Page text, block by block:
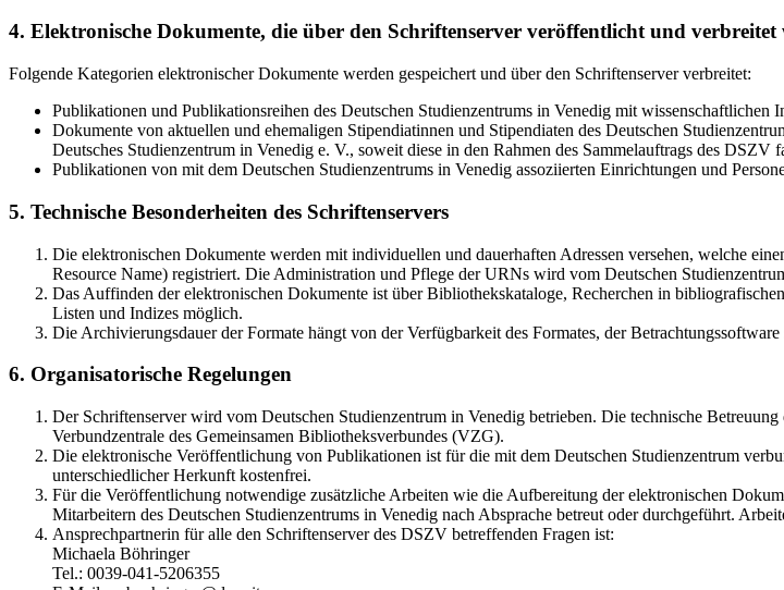
4. Elektronische Dokumente, die über den Schriftenserver veröffentlicht und verbreitet
Folgende Kategorien elektronischer Dokumente werden gespeichert und über den Schriftenserver verbreitet:
Publikationen und Publikationsreihen des Deutschen Studienzentrums in Venedig mit wissenschaftlichen
Dokumente von aktuellen und ehemaligen Stipendiatinnen und Stipendiaten des Deutschen
Deutsches Studienzentrum in Venedig e. V., soweit diese in den Rahmen des Sammelauftrags des DSZV
Publikationen von mit dem Deutschen Studienzentrums in Venedig assoziierten Einrichtungen und
5. Technische Besonderheiten des Schriftenservers
Die elektronischen Dokumente werden mit individuellen und dauerhaften Adressen versehen, welche
Resource Name) registriert. Die Administration und Pflege der URNs wird vom Deutschen
Das Auffinden der elektronischen Dokumente ist über Bibliothekskataloge, Recherchen in
Listen und Indizes möglich.
Die Archivierungsdauer der Formate hängt von der Verfügbarkeit des Formates, der
6. Organisatorische Regelungen
Der Schriftenserver wird vom Deutschen Studienzentrum in Venedig betrieben. Die technische
Verbundzentrale des Gemeinsamen Bibliotheksverbundes (VZG).
Die elektronische Veröffentlichung von Publikationen ist für die mit dem Deutschen Studienzentrum
unterschiedlicher Herkunft kostenfrei.
Für die Veröffentlichung notwendige zusätzliche Arbeiten wie die Aufbereitung der elektronischen
Mitarbeitern des Deutschen Studienzentrums in Venedig nach Absprache betreut oder durchgeführt.
Ansprechpartnerin für alle den Schriftenserver des DSZV betreffenden Fragen ist:
Michaela Böhringer
Tel.: 0039-041-5206355